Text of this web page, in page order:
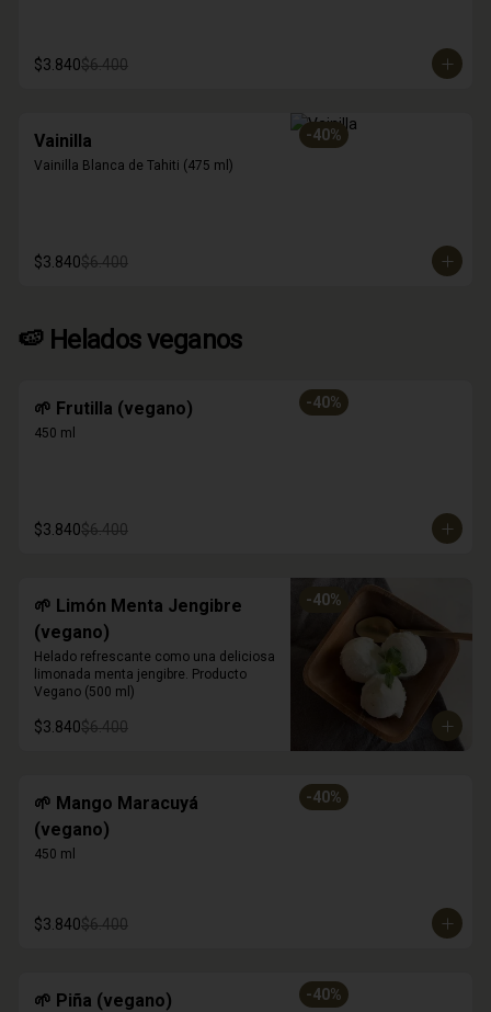
$3.840$6.400
-40%
Vainilla
Vainilla Blanca de Tahiti (475 ml)
$3.840$6.400
🍉 Helados veganos
-40%
🌱 Frutilla (vegano)
450 ml
$3.840$6.400
-40%
🌱 Limón Menta Jengibre
(vegano)
Helado refrescante como una deliciosa
limonada menta jengibre. Producto
Vegano (500 ml)
$3.840$6.400
-40%
🌱 Mango Maracuyá
(vegano)
450 ml
$3.840$6.400
-40%
🌱 Piña (vegano)